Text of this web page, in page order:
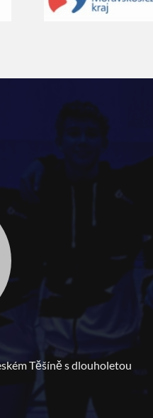
Těšíně s dlouholetou